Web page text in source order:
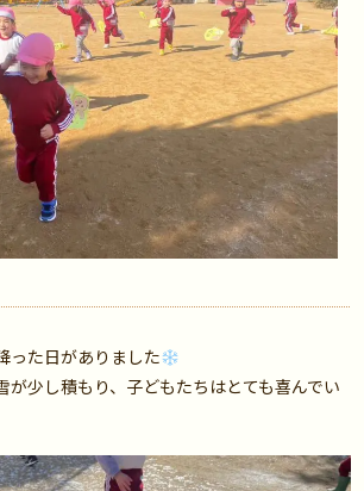
った日がありました
が少し積もり、子どもたちはとても喜んでい